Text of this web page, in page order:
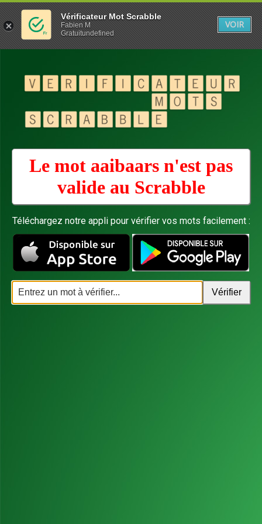
Le mot aaibaars n'est pas
valide au Scrabble
Téléchargez notre appli pour vérifier vos mots facilement :
Vérificateur Mot Scrabble
Fabien M
Gratuitundefined
VOIR